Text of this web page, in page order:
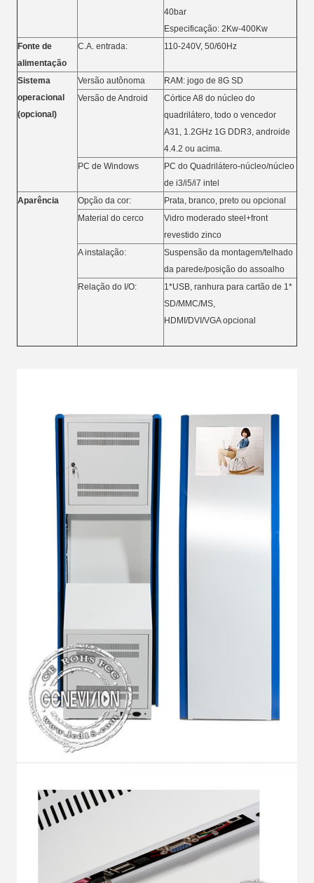
40bar
Especificação: 2Kw-400Kw
Fonte de
alimentação
C.A. entrada: 110-240V, 50/60Hz
Sistema
operacional
(opcional)
Versão autônoma
RAM: jogo de 8G SD
Versão de Android
Córtice A8 do núcleo do
quadrilátero, todo o vencedor
A31, 1.2GHz 1G DDR3, androide
4.4.2 ou acima.
PC de Windows
PC do Quadrilátero-núcleo/núcleo
de i3/i5/i7 intel
Aparência
Opção da cor:
Prata, branco, preto ou opcional
Material do cerco
Vidro moderado steel+front
revestido zinco
A instalação:
Suspensão da montagem/telhado
da parede/posição do assoalho
Relação do I/O:
1*USB, ranhura para cartão de 1*
SD/MMC/MS,
HDMI/DVI/VGA opcional